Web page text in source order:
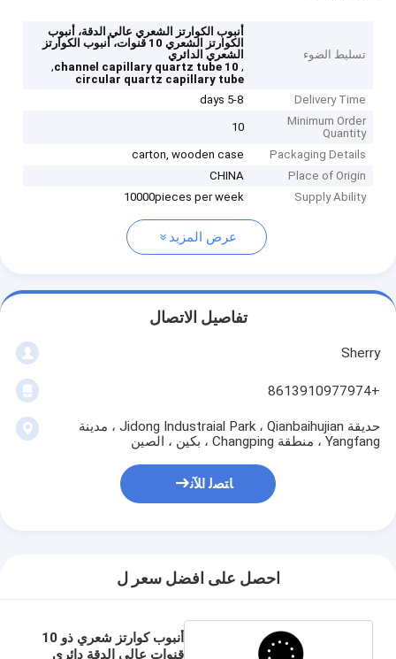
تسليط الضوء
أنبوب الكوارتز الشعري عالي الدقة، أنبوب
الكوارتز الشعري 10 قنوات، أنبوب الكوارتز
الشعري الدائري
,
10 channel capillary quartz tube
,
circular quartz capillary tube
Delivery Time
5-8 days
Minimum Order
Quantity
10
Packaging Details
carton, wooden case
Place of Origin
CHINA
Supply Ability
10000pieces per week
عرض المزيد
تفاصيل الاتصال
Sherry
+8613910977974
حديقة Jidong Industraial Park ، Qianbaihujian ، مدينة
Yangfang ، منطقة Changping ، بكين ، الصين
ﺎﺘﺼﻟ ﺍﻶﻧ
احصل على افضل سعر ل
أنبوب كوارتز شعري ذو 10
قنوات عالي الدقة دائري